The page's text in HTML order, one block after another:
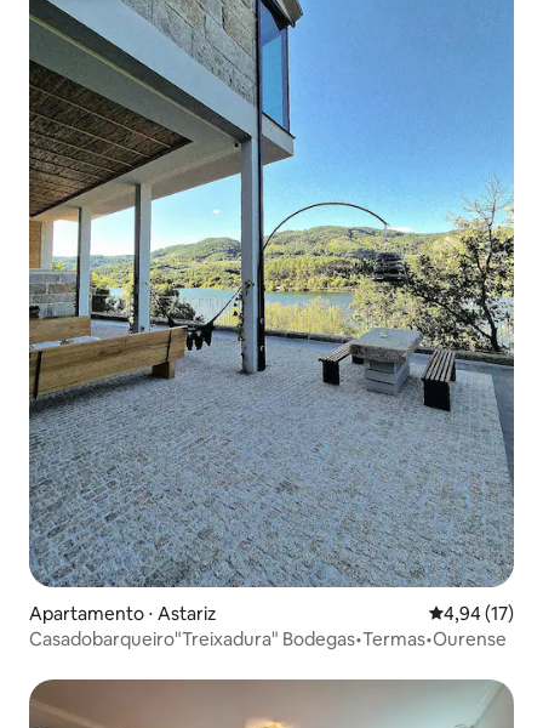
Apartamento ⋅ Astariz 4,94 de uma
4,94 (17)
Casadobarqueiro"Treixadura" Bodegas•Termas•Ourense